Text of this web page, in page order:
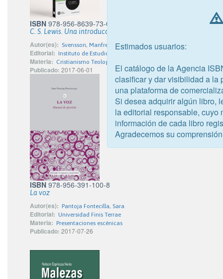
ISBN 978-956-8639-73-0
C. S. Lewis. Una introducción
Autor(es): Svensson, Manfred
Editorial: Instituto de Estudios de la Sociedad
Materia: Cristianismo Teología cristiana
Publicado: 2017-06-01
ISBN 978-956-391-100-8
La voz
Autor(es): Pantoja Fontecilla, Sara
Editorial: Universidad Finis Terrae
Materia: Presentaciones escénicas
Publicado: 2017-07-26
Estimados usuarios:
El catálogo de la Agencia
clasificar y dar visibilidad a la
una plataforma de
Si desea adquirir algún libro,
la editorial responsable, cuyo
información de cada libro
Agradecemos su